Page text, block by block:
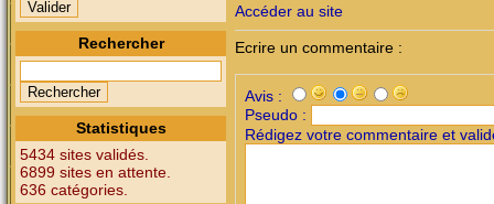
Rechercher
Statistiques
5434 sites validés.
6899 sites en attente.
636 catégories.
Accéder au site
Ecrire un commentaire :
Avis :
Pseudo :
Rédigez votre commentaire et